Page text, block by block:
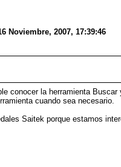
Noviembre, 2007, 17:39:46
la herramienta
cuando sea necesario.
Saitek porque estamos